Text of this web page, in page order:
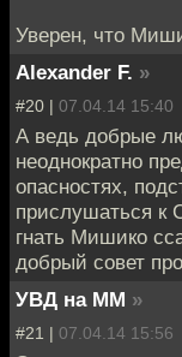
Уверен, что
Alexander F. »
#20 | 07.04.14 15:40
А ведь добрые
неоднократно
опасностях,
прислушаться к
гнать Мишико
добрый совет
УВД на ММ »
#21 | 07.04.14 15:56